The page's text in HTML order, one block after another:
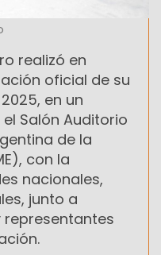
realizó en
oficial de su
en un
Salón Auditorio
de la
con la
nacionales,
junto a